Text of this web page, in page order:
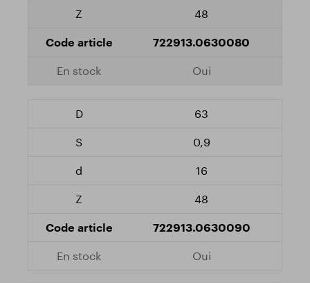
48
722913.0630080
Oui
63
0,9
16
48
722913.0630090
Oui